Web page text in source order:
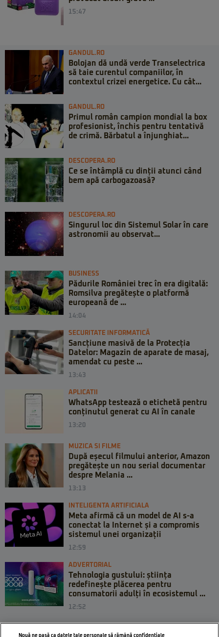
15:47
GANDUL.RO
Bolojan dă undă verde Transelectrica
să taie curentul companiilor, în
contextul crizei energetice. Cu cât...
GANDUL.RO
Primul român campion mondial la box
profesionist, închis pentru tentativă
de crimă. Bărbatul a înjunghiat...
DESCOPERA.RO
Ce se întâmplă cu dinții atunci când
bem apă carbogazoasă?
DESCOPERA.RO
Singurul loc din Sistemul Solar în care
astronomii au observat...
BUSINESS
Pădurile României trec în era digitală:
Romsilva pregătește o platformă
europeană de ...
14:04
SECURITATE INFORMATICĂ
Sancțiune masivă de la Protecția
Datelor: Magazin de aparate de masaj,
amendat cu peste ...
13:43
APLICATII
WhatsApp testează o etichetă pentru
conținutul generat cu AI în canale
13:20
MUZICA SI FILME
După eșecul filmului anterior, Amazon
pregătește un nou serial documentar
despre Melania ...
13:13
INTELIGENTA ARTIFICIALA
Meta afirmă că un model de AI s-a
conectat la Internet și a compromis
sistemul unei organizații
12:59
ADVERTORIAL
Tehnologia gustului: știința
redefinește plăcerea pentru
consumatorii adulți în ecosistemul ...
12:52
Nouă ne pasă ca datele tale personale să rămână confidențiale